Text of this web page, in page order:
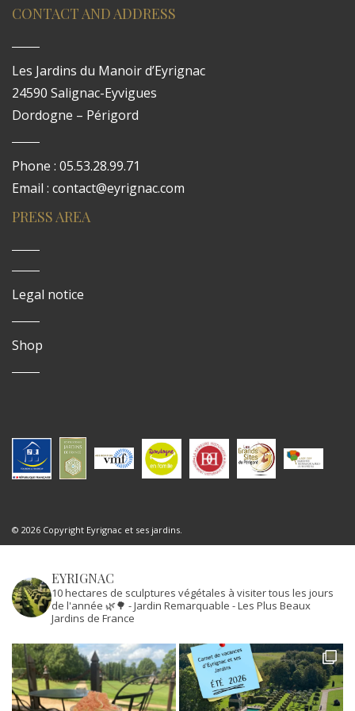
CONTACT AND ADDRESS
Les Jardins du Manoir d’Eyrignac
24590 Salignac-Eyvigues
Dordogne – Périgord
Phone : 05.53.28.99.71
Email : contact@eyrignac.com
PRESS AREA
Legal notice
Shop
© 2026 Copyright Eyrignac et ses jardins.
EYRIGNAC
10 hectares de sculptures végétales à visiter tous les jours
de l'année 🌿🌳 - Jardin Remarquable - Les Plus Beaux
Jardins de France